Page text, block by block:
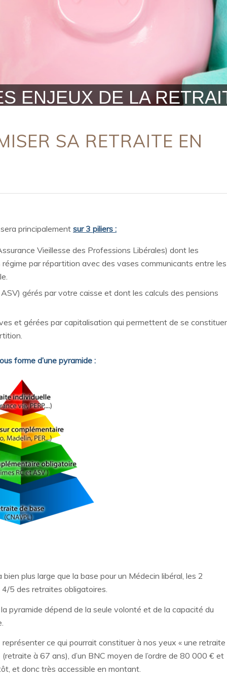
ENJEUX DE LA
SA RETRAITE EN
principalement sur 3 piliers :
Vieillesse des Professions Libérales) dont les
par répartition avec des vases communicants entre les
gérés par votre caisse et dont les calculs des pensions
et gérées par capitalisation qui permettent de se constituer
forme d’une pyramide :
plus large que la base pour un Médecin libéral, les 2
5 des retraites obligatoires.
pyramide dépend de la seule volonté et de la capacité du
ce qui pourrait constituer à nos yeux « une retraite
à 67 ans), d’un BNC moyen de l’ordre de 80 000 € et
et donc très accessible en montant.